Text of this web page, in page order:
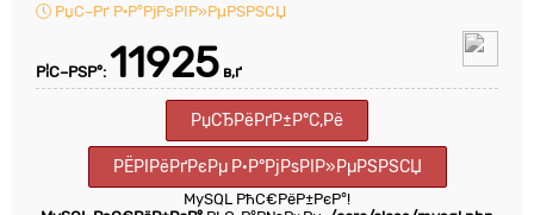
РџС–Рґ Р·Р°РјРѕРІР»РµРЅРЅСЏ
Р¦С–РЅР°: 11925 в‚ґ
РџСЂРёРґР±Р°С‚Рё
РЁРІРёРґРєРµ Р·Р°РјРѕРІР»РµРЅРЅСЏ
MySQL РћС€РёР±РєР°!